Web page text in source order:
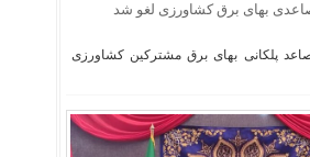
بهای برق کشاورزی لغو شد
پلکانی بهای برق مشترکین کشاورزی